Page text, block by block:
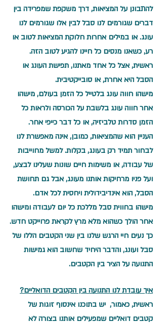
להתבונן על המציאות, דרך משקפת שמפרידה בין
דברים שגורמים לנו סבל לבין אלו שגורמים לנו
עונג. או במילים אחרות חלוקת המציאות לטוב או
רע, כשאנו מנסים כל חיינו להגיע לטוב הזה.
ראשית, אצל כל אחד מאתנו, תפישת העונג או
הסבל היא אחרת, או סובייקטיבית.
מישהו חווה עונג בלטייל כל הזמן בעולם, מישהו
אחר חווה עונג בלשבת על הכורסה ולראות כל
הזמן סדרות טלביזיה, או כל דבר כייפי אחר.
העניין הוא שהמציאות, כמובן, אינה מאפשרת לנו
לבחור תמיד רק בעונג, בקלות. למשל מחוייבות
של עבודה, או משימות חיים שונות שעלינו לבצע,
ועל פניו מרחיקות אותנו מעונג, אבל גם תחושת
הסבל, הוא אינדיבידולית ויחסית לכל אדם.
מישהו בחווית סבל מללכת כל יום לעבודה ומישהו
אחר הולך כשהוא מלא מרץ לקראת פרוייקט חדש.
כך נעים חיי הרגש שלנו בין שני הקטבים הללו של
סבל ועונג, והדבר היחיד שחשוב הוא גמישות
התנועה על הציר בין הקטבים.
איך עובדת לנו התנועה בין הקטבים הדואליים?
ראשית, כאמור,  יש בתוכנו אינסוף זוגות של
קטבים דואליים שמפעילים אותנו בצורה לא